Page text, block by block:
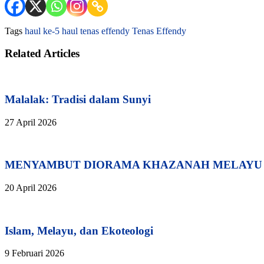
Tags haul ke-5 haul tenas effendy Tenas Effendy
Related Articles
Malalak: Tradisi dalam Sunyi
27 April 2026
MENYAMBUT DIORAMA KHAZANAH
20 April 2026
Islam, Melayu, dan Ekoteologi
9 Februari 2026